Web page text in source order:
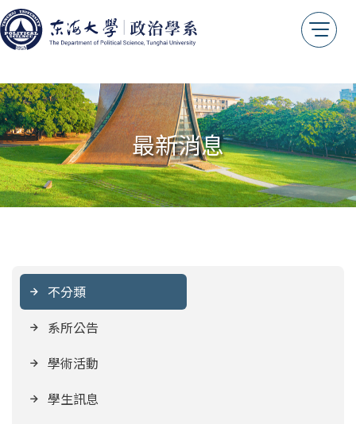
最新消息
不分類
系所公告
學術活動
學生訊息